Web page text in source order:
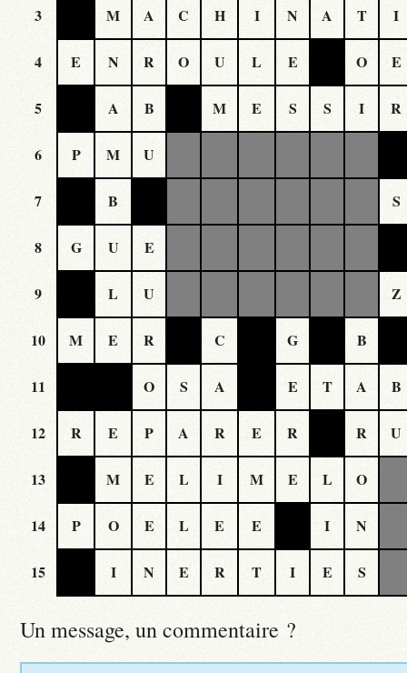
3 M A C H I N A T I
4 E N R O U L E O E
5 A B M E S S I R
6 P M U
7 B S
8 G U E
9 L U Z
10 M E R C G B
11 O S A E T A B
12 R E P A R E R R U
13 M E L I M E L O
14 P O E L E E I N
15 I N E R T I E S
Un message, un commentaire ?